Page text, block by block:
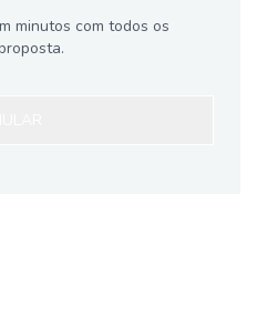
minutos com todos os